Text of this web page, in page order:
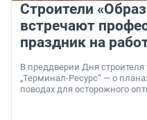
Строители
встречают
праздник на
В преддверии Дня
„Терминал-Ресурс“ — о
поводах для осторожного